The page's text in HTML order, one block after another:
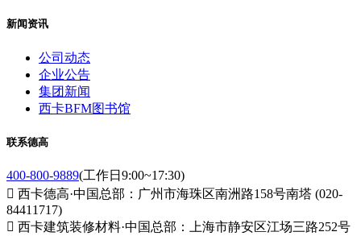
新闻资讯
公司动态
企业公告
集团新闻
西卡BFM图书馆
联系德高
400-800-9889(工作日9:00~17:30)
 西卡德高·中国总部：广州市海珠区南洲路158号南塔 (020-
84411717)
 西卡建筑装修材料·中国总部：上海市静安区江场三路252号